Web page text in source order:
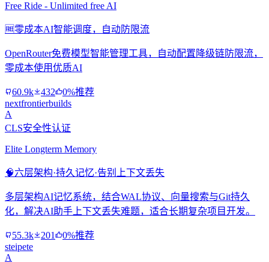
Free Ride - Unlimited free AI
🆓零成本AI智能调度，自动防限流
OpenRouter免费模型智能管理工具，自动配置降级链防限流，
零成本使用优质AI
60.9k 432
0%推荐
nextfrontierbuilds
A
CLS安全性认证
Elite Longterm Memory
🧠六层架构·持久记忆·告别上下文丢失
多层架构AI记忆系统，结合WAL协议、向量搜索与Git持久
化，解决AI助手上下文丢失难题，适合长期复杂项目开发。
55.3k 201
0%推荐
steipete
A